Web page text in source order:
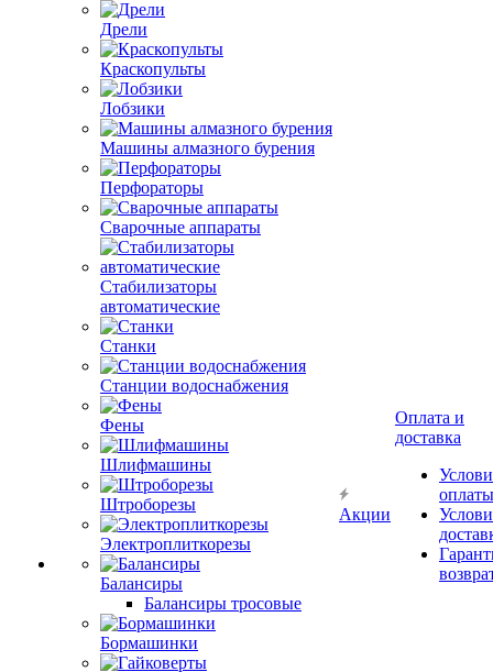
Дрели
Краскопульты
Лобзики
Машины алмазного бурения
Перфораторы
Сварочные аппараты
Стабилизаторы
автоматические
Станки
Станции водоснабжения
Фены
Шлифмашины
Штроборезы
Электроплиткорезы
Балансиры
Балансиры тросовые
Бормашинки
Акции
Оплата и
доставка
оплаты